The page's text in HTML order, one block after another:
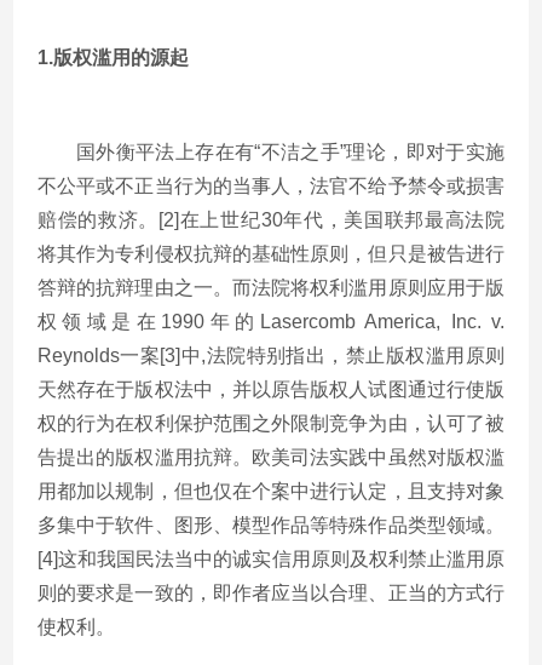
1.版权滥用的源起
国外衡平法上存在有“不洁之手”理论，即对于实施
不公平或不正当行为的当事人，法官不给予禁令或损害
赔偿的救济。[2]在上世纪30年代，美国联邦最高法院
将其作为专利侵权抗辩的基础性原则，但只是被告进行
答辩的抗辩理由之一。而法院将权利滥用原则应用于版
权领域是在1990年的Lasercomb America, Inc. v.
Reynolds一案[3]中,法院特别指出，禁止版权滥用原则
天然存在于版权法中，并以原告版权人试图通过行使版
权的行为在权利保护范围之外限制竞争为由，认可了被
告提出的版权滥用抗辩。欧美司法实践中虽然对版权滥
用都加以规制，但也仅在个案中进行认定，且支持对象
多集中于软件、图形、模型作品等特殊作品类型领域。
[4]这和我国民法当中的诚实信用原则及权利禁止滥用原
则的要求是一致的，即作者应当以合理、正当的方式行
使权利。